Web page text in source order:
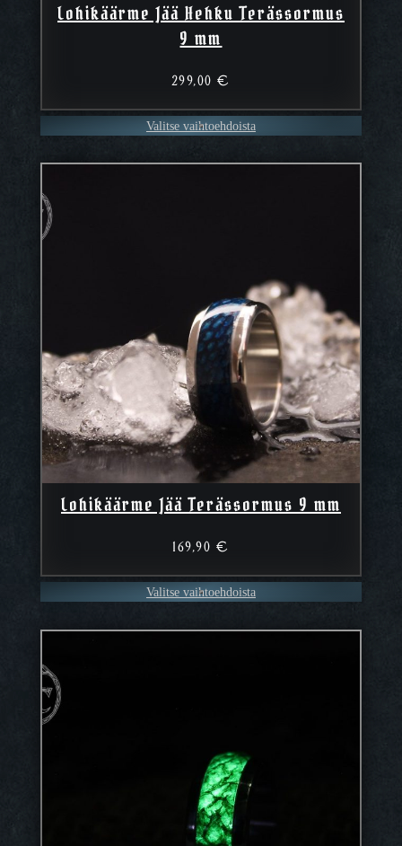
Lohikäärme Jää Hehku Terässormus
9 mm
299,00€
Valitse vaihtoehdoista
Lohikäärme Jää Terässormus 9 mm
169,90 €
Valitse vaihtoehdoista